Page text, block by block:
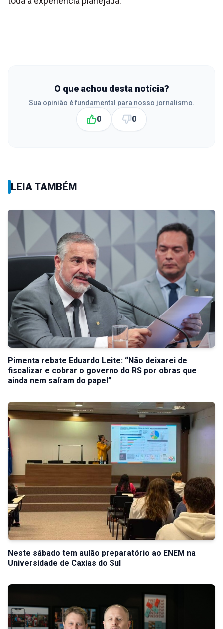
O que achou desta notícia?
Sua opinião é fundamental para nosso jornalismo.
0 0
LEIA TAMBÉM
Pimenta rebate Eduardo Leite: “Não deixarei de
fiscalizar e cobrar o governo do RS por obras que
ainda nem saíram do papel”
Neste sábado tem aulão preparatório ao ENEM na
Universidade de Caxias do Sul